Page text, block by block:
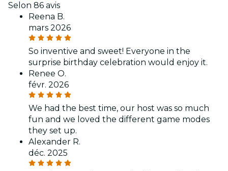
Selon 86 avis
Reena B.
mars 2026
So inventive and sweet! Everyone in the
surprise birthday celebration would enjoy it.
Renee O.
févr. 2026
We had the best time, our host was so much
fun and we loved the different game modes
they set up.
Alexander R.
déc. 2025